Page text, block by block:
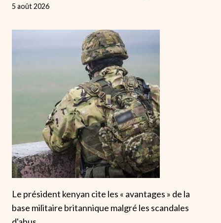
5 août 2026
Le président kenyan cite les « avantages » de la
base militaire britannique malgré les scandales